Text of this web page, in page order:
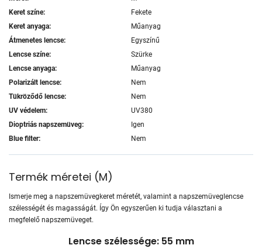
Keret színe:
Fekete
Keret anyaga:
Műanyag
Átmenetes lencse:
Egyszínű
Lencse színe:
Szürke
Lencse anyaga:
Műanyag
Polarizált lencse:
Nem
Tükröződő lencse:
Nem
UV védelem:
UV380
Dioptriás napszemüveg:
Igen
Blue filter:
Nem
Termék méretei (M)
Ismerje meg a napszemüvegkeret méretét, valamint a napszemüveglencse
szélességét és magasságát. Így Ön egyszerűen ki tudja választani a
megfelelő napszemüveget.
Lencse szélessége: 55 mm